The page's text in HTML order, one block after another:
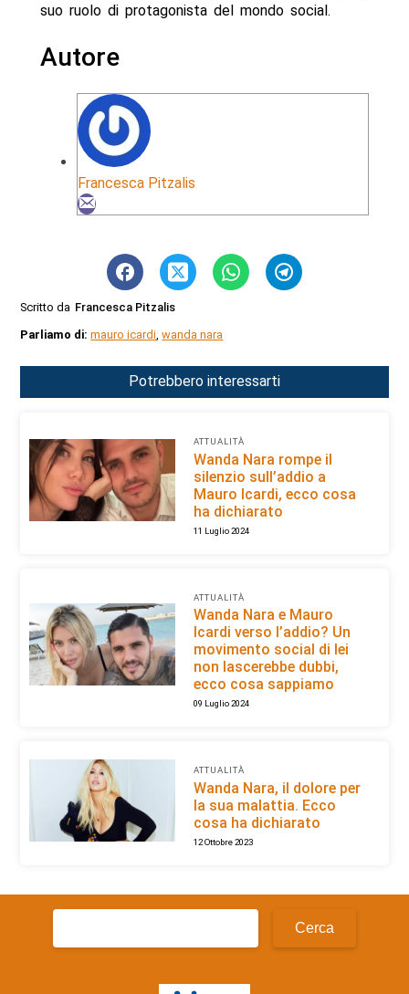
suo ruolo di protagonista del mondo social.
Autore
Francesca Pitzalis
Scritto da Francesca Pitzalis
Parliamo di:mauro icardi,wanda nara
Potrebbero interessarti
ATTUALITÀ
Wanda Nara rompe il
silenzio sull’addio a
Mauro Icardi, ecco cosa
ha dichiarato
11 Luglio 2024
ATTUALITÀ
Wanda Nara e Mauro
Icardi verso l’addio? Un
movimento social di lei
non lascerebbe dubbi,
ecco cosa sappiamo
09 Luglio 2024
ATTUALITÀ
Wanda Nara, il dolore per
la sua malattia. Ecco
cosa ha dichiarato
12 Ottobre 2023